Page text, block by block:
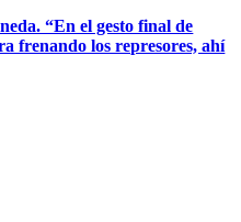
“En el gesto final de
frenando los represores, ahí